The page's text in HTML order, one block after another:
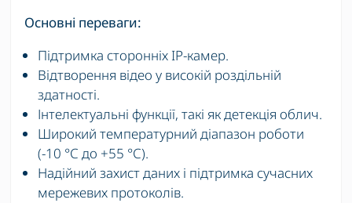
Основні переваги:
Підтримка сторонніх IP-камер.
Відтворення відео у високій роздільній
здатності.
Інтелектуальні функції, такі як детекція облич.
Широкий температурний діапазон роботи
(-10 °C до +55 °C).
Надійний захист даних і підтримка сучасних
мережевих протоколів.